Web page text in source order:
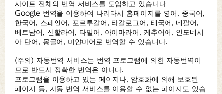
사이트 전체의 번역 서비스를 도입하고 있습니다.
Google 번역을 이용하여 나리타시 홈페이지를 영어, 중국어,
한국어, 스페인어, 포르투갈어, 타갈로그어, 태국어, 네팔어,
베트남어, 신할라어, 타밀어, 아이마라어, 케추어어, 인도네시
아 단어, 몽골어, 미얀마어로 번역할 수 있습니다.
(주의) 자동번역 서비스는 번역 프로그램에 의한 자동번역이
므로 반드시 정확한 번역은 아니다.
프로그램을 이용하고 있는 페이지나, 암호화에 의해 보호된
페이지 등, 자동 번역 서비스를 이용할 수 없는 페이지도 있습